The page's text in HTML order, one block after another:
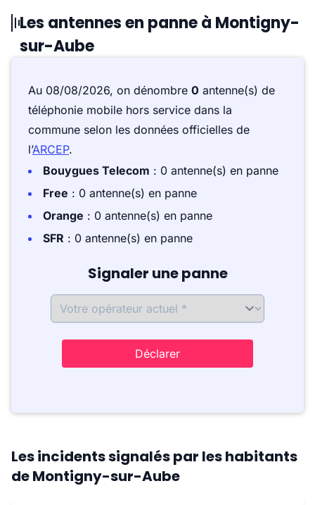
Les antennes en panne à Montigny-
sur-Aube
Au 08/08/2026, on dénombre 0 antenne(s) de
téléphonie mobile hors service dans la
commune selon les données officielles de
l’ARCEP.
Bouygues Telecom : 0 antenne(s) en panne
Free : 0 antenne(s) en panne
Orange : 0 antenne(s) en panne
SFR : 0 antenne(s) en panne
Signaler une panne
Déclarer
Les incidents signalés par les habitants
de Montigny-sur-Aube